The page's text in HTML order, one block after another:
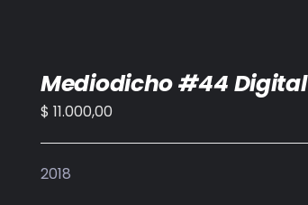
Mediodicho #44 Digital
$ 11.000,00
2018